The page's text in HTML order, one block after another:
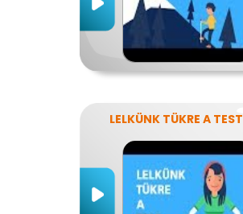
LELKÜNK TÜKRE A TEST